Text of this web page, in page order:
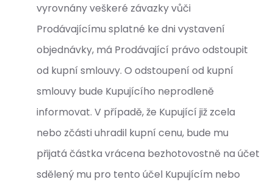
vyrovnány veškeré závazky vůči
Prodávajícímu splatné ke dni vystavení
objednávky, má Prodávající právo odstoupit
od kupní smlouvy. O odstoupení od kupní
smlouvy bude Kupujícího neprodleně
informovat. V případě, že Kupující již zcela
nebo zčásti uhradil kupní cenu, bude mu
přijatá částka vrácena bezhotovostně na účet
sdělený mu pro tento účel Kupujícím nebo